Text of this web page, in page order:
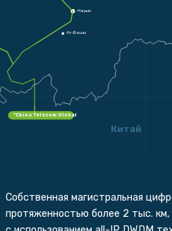
Нарын
Ат-Башы
Китай
“China Telecom Global
Собственная магистральная
протяженностью более 2 тыс.